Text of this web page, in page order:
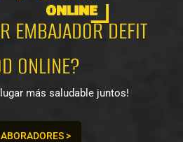
EMBAJADOR DEFIT
ONLINE?
más saludable juntos!
>